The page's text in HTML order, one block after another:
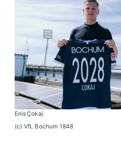
Enis Çokaj
(c) VfL Bochum 1848